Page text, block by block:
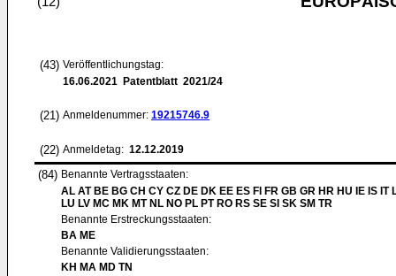
(43) Veröffentlichungstag:
16.06.2021 Patentblatt 2021/24
(21) Anmeldenummer: 19215746.9
(22) Anmeldetag: 12.12.2019
(84) Benannte Vertragsstaaten:
AL AT BE BG CH CY CZ DE DK EE ES FI FR GB GR HR HU IE IS IT
LU LV MC MK MT NL NO PL PT RO RS SE SI SK SM TR
Benannte Erstreckungsstaaten:
BA ME
Benannte Validierungsstaaten:
KH MA MD TN